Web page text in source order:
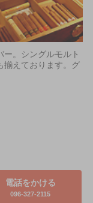
。シングルモルト
揃えております。グ
電話をかける
096-327-2115